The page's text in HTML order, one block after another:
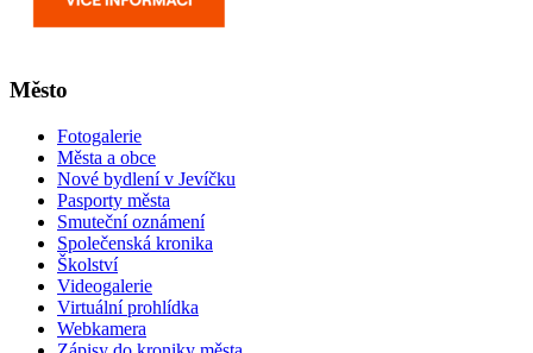
Město
Fotogalerie
Města a obce
Nové bydlení v Jevíčku
Pasporty města
Smuteční oznámení
Společenská kronika
Školství
Videogalerie
Virtuální prohlídka
Webkamera